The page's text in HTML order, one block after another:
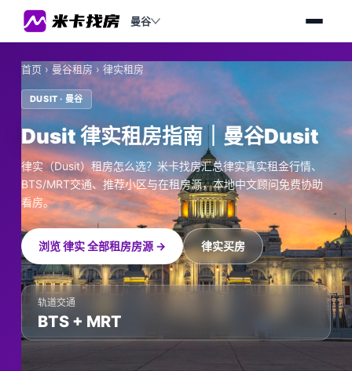
曼谷
首页› 曼谷租房 › 律实租房
DUSIT · 曼谷
Dusit 律实租房指南｜曼谷Dusit
律实（Dusit）租房怎么选？米卡找房汇总律实真实租金行情、
BTS/MRT交通、推荐小区与在租房源，本地中文顾问免费协助
看房。
浏览 律实 全部租房房源 → 律实买房
轨道交通
BTS + MRT